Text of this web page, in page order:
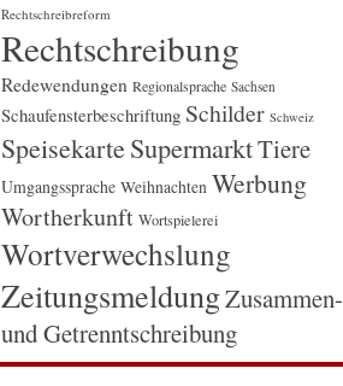
Rechtschreibreform
Rechtschreibung
Redewendungen Regionalsprache Sachsen
Schaufensterbeschriftung Schilder Schweiz
Speisekarte SupermarktTiere
Umgangssprache Weihnachten Werbung
Wortherkunft Wortspielerei
Wortverwechslung
ZeitungsmeldungZusammen-
und Getrenntschreibung